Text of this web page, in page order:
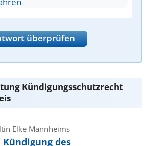
überprüfen
Kündigungsschutzrecht
Elke Mannheims
des